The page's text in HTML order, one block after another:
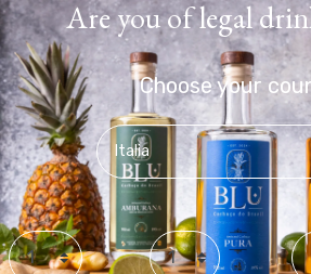
Are you of legal
Choose your
Day Month